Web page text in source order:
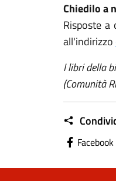
Chiedilo a
Risposte
all'indirizzo
Ilibri della
(Comunità
Facebook